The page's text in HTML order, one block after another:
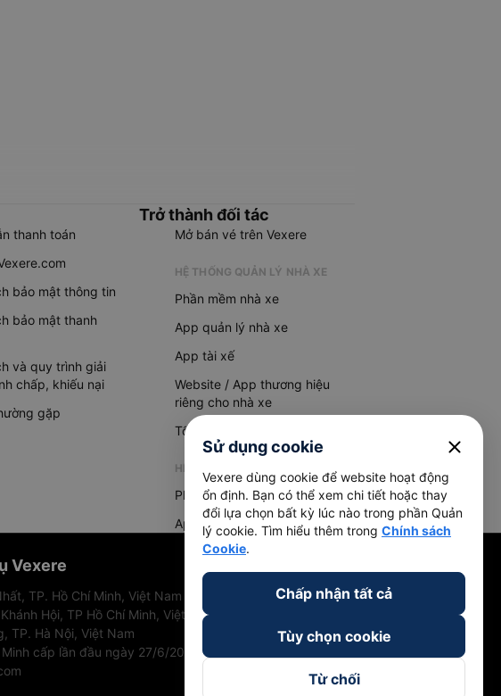
thanh toán
bảo mật thông tin
bảo mật thanh
và quy trình giải
chấp, khiếu nại
gặp
Trở thành đối tác
Mở bán vé trên Vexere
HỆ THỐNG QUẢN LÝ NHÀ XE
Phần mềm nhà xe
App quản lý nhà xe
App tài xế
Website / App thương hiệu
riêng cho nhà xe
Tổng đài AI
HỆ THỐNG QUẢN LÝ HÀNG HOÁ
Phần mềm quản lý hàng hoá
App quản lý hàng hoá
Vexere
TP. Hồ Chí Minh, Việt Nam
Hội, TP Hồ Chí Minh, Việt Nam
TP. Hà Nội, Việt Nam
cấp lần đầu ngày 27/6/2018
Sử dụng cookie close
Vexere dùng cookie để website hoạt động
ổn định. Bạn có thể xem chi tiết hoặc thay
đổi lựa chọn bất kỳ lúc nào trong phần Quản
lý cookie. Tìm hiểu thêm trong Chính sách
Cookie.
Chấp nhận tất cả
Tùy chọn cookie
Từ chối